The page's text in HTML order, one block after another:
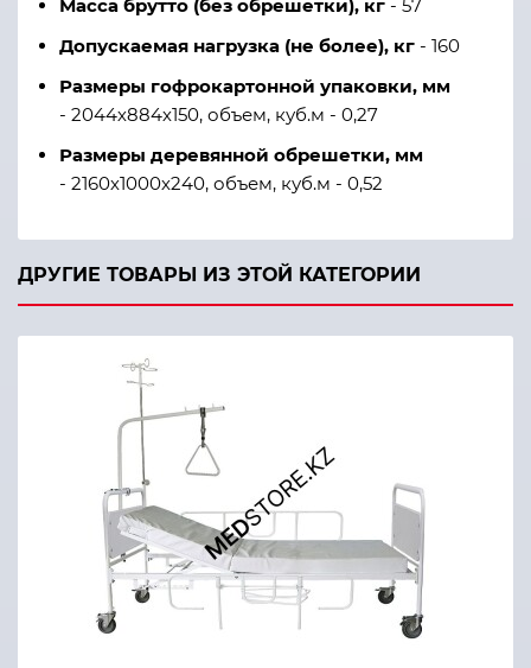
Масса брутто (без обрешетки), кг - 57
Допускаемая нагрузка (не более), кг - 160
Размеры гофрокартонной упаковки, мм
- 2044х884х150, объем, куб.м - 0,27
Размеры деревянной обрешетки, мм
- 2160х1000х240, объем, куб.м - 0,52
ДРУГИЕ ТОВАРЫ ИЗ ЭТОЙ КАТЕГОРИИ